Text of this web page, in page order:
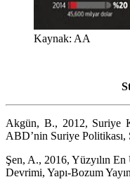
Kaynak: AA
Akgün, B., 2012, Suriye
ABD’nin Suriye
Şen, A., 2016, Yüzyılın
Devrimi, Yapı-Bozum